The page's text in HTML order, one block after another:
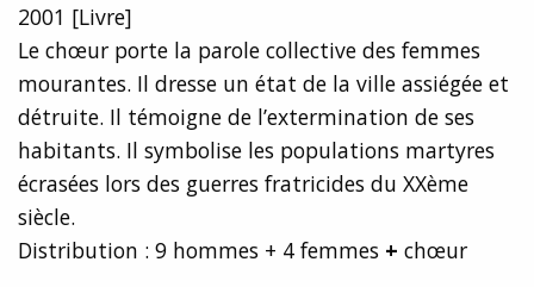
2001 [Livre]
Le chœur porte la parole collective des femmes
mourantes. Il dresse un état de la ville assiégée et
détruite. Il témoigne de l’extermination de ses
habitants. Il symbolise les populations martyres
écrasées lors des guerres fratricides du XXème
siècle.
Distribution : 9 hommes + 4 femmes + chœur